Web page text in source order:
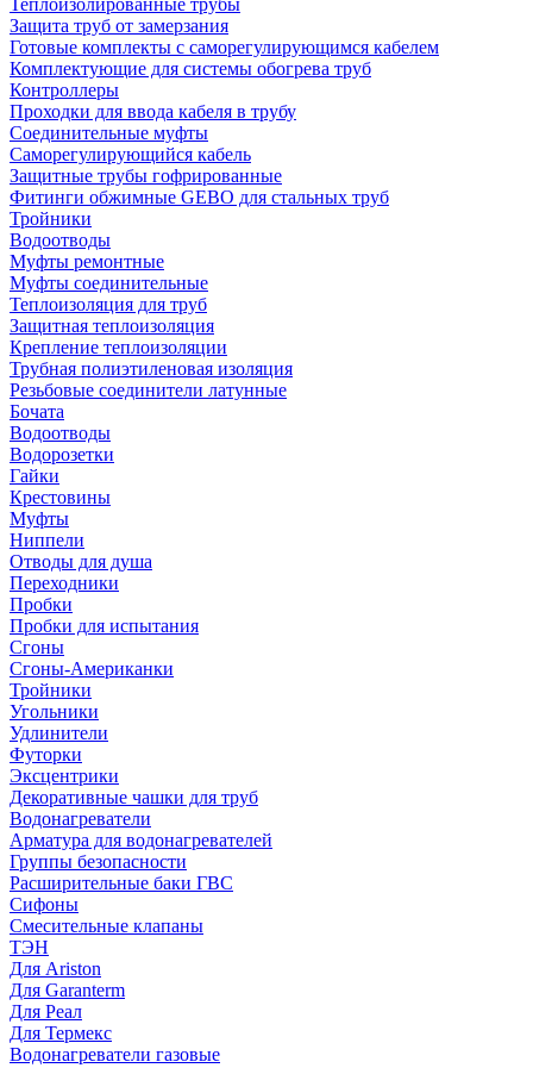
Защита труб от замерзания
Готовые комплекты с саморегулирующимся кабелем
Комплектующие для системы обогрева труб
Контроллеры
Проходки для ввода кабеля в трубу
Соединительные муфты
Саморегулирующийся кабель
Защитные трубы гофрированные
Фитинги обжимные GEBO для стальных труб
Тройники
Водоотводы
Муфты ремонтные
Муфты соединительные
Теплоизоляция для труб
Защитная теплоизоляция
Крепление теплоизоляции
Трубная полиэтиленовая изоляция
Резьбовые соединители латунные
Бочата
Водоотводы
Водорозетки
Гайки
Крестовины
Муфты
Ниппели
Отводы для душа
Переходники
Пробки
Пробки для испытания
Сгоны
Сгоны-Американки
Тройники
Угольники
Удлинители
Футорки
Эксцентрики
Декоративные чашки для труб
Водонагреватели
Арматура для водонагревателей
Группы безопасности
Расширительные баки ГВС
Сифоны
Смесительные клапаны
ТЭН
Для Ariston
Для Garanterm
Для Реал
Для Термекс
Водонагреватели газовые